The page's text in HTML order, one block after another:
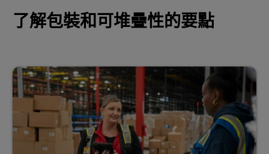
了解包裝和可堆疊性的要點